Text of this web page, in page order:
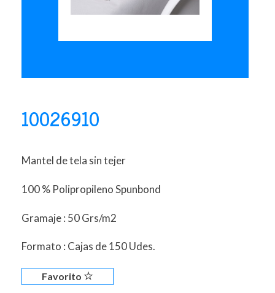
10026910
Mantel de tela sin tejer
100 % Polipropileno Spunbond
Gramaje : 50 Grs/m2
Formato : Cajas de 150 Udes.
Favorito